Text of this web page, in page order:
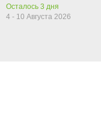
Осталось 3 дня
4 - 10 Августа 2026